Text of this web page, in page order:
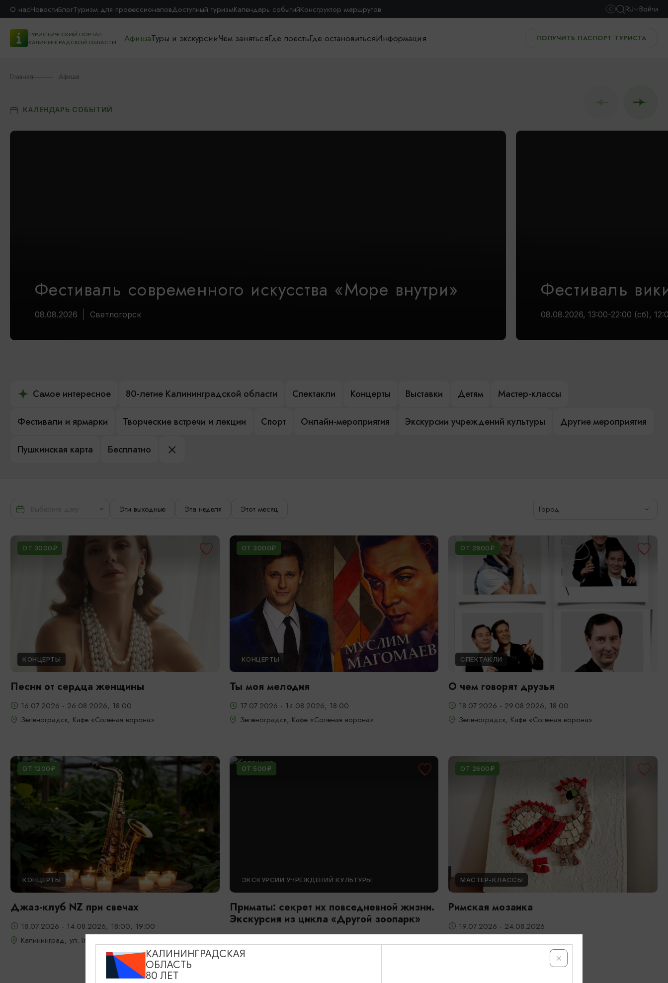
О насНовостиБлогТуризм для профессионаловДоступный туризмКалендарь событийКонструктор маршрутов RU Войти
ТУРИСТИЧЕСКИЙ ПОРТАЛ
КАЛИНИНГРАДСКОЙ ОБЛАСТИ
АфишаТуры и экскурсииЧем занятьсяГде поестьГде остановитьсяИнформация ПОЛУЧИТЬ ПАСПОРТ ТУРИСТА
Главная Афиша
КАЛЕНДАРЬ СОБЫТИЙ
Фестиваль современного искусства «Море внутри»
08.08.2026 Светлогорск
Фестиваль
08.08.2026, 13:00-22:00 (сб),
Самое интересное 80-летие Калининградской области Спектакли Концерты Выставки Детям Мастер-классы
Фестивали и ярмарки Творческие встречи и лекции Спорт Онлайн-мероприятия Экскурсии учреждений культуры Другие мероприятия
Пушкинская карта Бесплатно
Эти выходные Эта неделя Этот месяц Город
ОТ 3000₽
КОНЦЕРТЫ
Песни от сердца женщины
16.07.2026 - 26.08.2026, 18:00
Зеленоградск, Кафе «Соленая ворона»
ОТ 3000₽
КОНЦЕРТЫ
Ты моя мелодия
17.07.2026 - 14.08.2026, 18:00
Зеленоградск, Кафе «Соленая ворона»
ОТ 2800₽
СПЕКТАКЛИ
О чем говорят друзья
18.07.2026 - 29.08.2026, 18:00
Зеленоградск, Кафе «Соленая ворона»
ОТ 1200₽
КОНЦЕРТЫ
Джаз-клуб NZ при свечах
18.07.2026 - 14.08.2026, 18:00, 19:00
Калининград, ул. Глазунова, 9
ОТ 500₽
ЭКСКУРСИИ УЧРЕЖДЕНИЙ КУЛЬТУРЫ
Приматы: секрет их повседневной жизни.
Экскурсия из цикла «Другой зоопарк»
Калининград, Калининградский зоопарк
ОТ 2600₽
МАСТЕР-КЛАССЫ
Римская мозаика
19.07.2026 - 24.08.2026
КАЛИНИНГРАДСКАЯ
ОБЛАСТЬ
80 ЛЕТ